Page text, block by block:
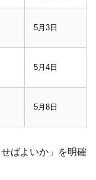
5月3日
5月4日
5月8日
ばよいか」を明確